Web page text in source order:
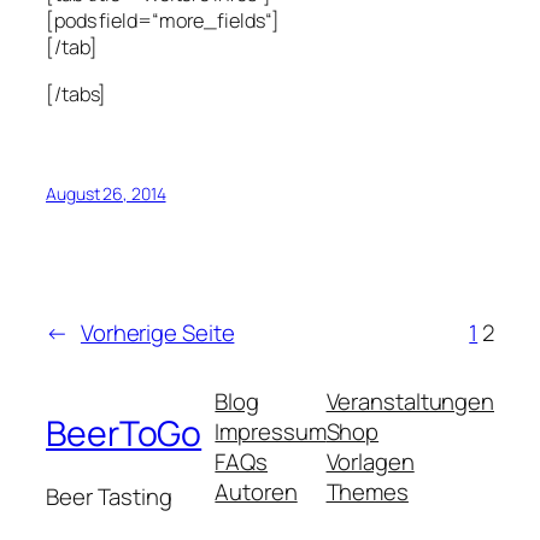
[pods field=“more_fields“]
[/tab]
[/tabs]
August 26, 2014
← Vorherige Seite 1 2
BeerToGo
Beer Tasting
Blog
Impressum
FAQs
Autoren
Veranstaltungen
Shop
Vorlagen
Themes